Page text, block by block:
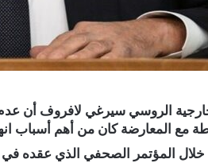
الروسي سيرغي لافروف أن
مع المعارضة كان من أهم أسباب
المؤتمر الصحفي الذي عقده في